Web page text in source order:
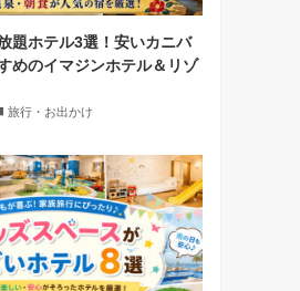
題ホテル3選！安いカニバ
めのイマジンホテル＆リゾ
旅行・お出かけ